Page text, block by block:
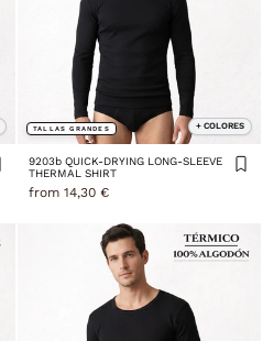
TALLAS GRANDES + COLORES
9203b QUICK-DRYING LONG-SLEEVE
THERMAL SHIRT
from 14,30 €